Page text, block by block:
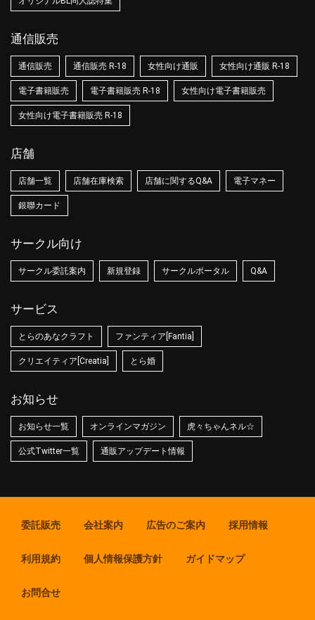
通信販売
通信販売 通信販売 R-18 女性向け通販 女性向け通販 R-18
電子書籍販売 電子書籍販売 R-18 女性向け電子書籍販売
女性向け電子書籍販売 R-18
店舗
店舗一覧 店舗在庫検索 店舗に関するQ&A 電子マネー
銀聯カード
サークル向け
サークル委託案内 新規登録 サークルポータル Q&A
サービス
とらのあなクラフト ファンティア[Fantia]
クリエイティア[Creatia] とら婚
お知らせ
お知らせ一覧 オンラインマガジン 虎々ちゃんネル☆
公式Twitter一覧 通販アップデート情報
委託販売 会社案内 広告のご案内 採用情報
利用規約 個人情報保護方針 ガイドマップ
お問合せ